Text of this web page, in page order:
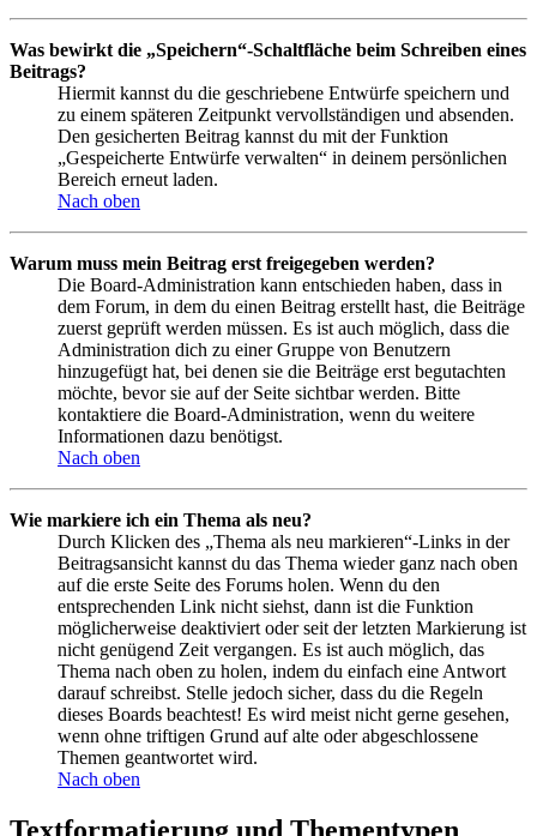
Was bewirkt die „Speichern“-Schaltfläche beim Schreiben eines
Beitrags?
Hiermit kannst du die geschriebene Entwürfe speichern und
zu einem späteren Zeitpunkt vervollständigen und absenden.
Den gesicherten Beitrag kannst du mit der Funktion
„Gespeicherte Entwürfe verwalten“ in deinem persönlichen
Bereich erneut laden.
Nach oben
Warum muss mein Beitrag erst freigegeben werden?
Die Board-Administration kann entschieden haben, dass in
dem Forum, in dem du einen Beitrag erstellt hast, die Beiträge
zuerst geprüft werden müssen. Es ist auch möglich, dass die
Administration dich zu einer Gruppe von Benutzern
hinzugefügt hat, bei denen sie die Beiträge erst begutachten
möchte, bevor sie auf der Seite sichtbar werden. Bitte
kontaktiere die Board-Administration, wenn du weitere
Informationen dazu benötigst.
Nach oben
Wie markiere ich ein Thema als neu?
Durch Klicken des „Thema als neu markieren“-Links in der
Beitragsansicht kannst du das Thema wieder ganz nach oben
auf die erste Seite des Forums holen. Wenn du den
entsprechenden Link nicht siehst, dann ist die Funktion
möglicherweise deaktiviert oder seit der letzten Markierung ist
nicht genügend Zeit vergangen. Es ist auch möglich, das
Thema nach oben zu holen, indem du einfach eine Antwort
darauf schreibst. Stelle jedoch sicher, dass du die Regeln
dieses Boards beachtest! Es wird meist nicht gerne gesehen,
wenn ohne triftigen Grund auf alte oder abgeschlossene
Themen geantwortet wird.
Nach oben